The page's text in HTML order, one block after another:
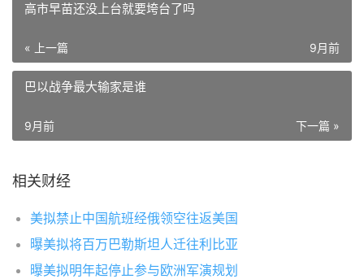
高市早苗还没上台就要垮台了吗
« 上一篇 9月前
巴以战争最大输家是谁
下一篇 »
9月前
相关财经
美拟禁止中国航班经俄领空往返美国
曝美拟将百万巴勒斯坦人迁往利比亚
曝美拟明年起停止参与欧洲军演规划